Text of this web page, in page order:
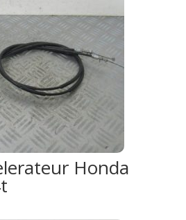
Honda